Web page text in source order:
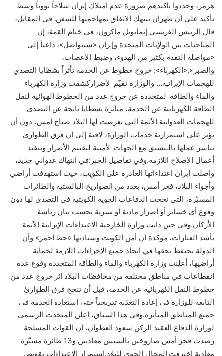
هرمز، وجددوا تأكيدهم ضرورة عدم امتلاك إيران سلاحاً نووياً وسط
تأكيد على أن طهران تنتهك الاتفاق بمهاجمتها للسفن. في المقابل،
قال الرئيس الفرنسي إيمانويل ماكرون، في ختام القمة، إن
المباحثات بين الولإيات المتحدة وإيران «ستتواصل»، داعياً إلى
«مواصلة التقدم بكثير من الهدوء، وضبط الأعصاب،
والصبر».«الكهرباء»: خروج خطوط عن الخدمة تأثراً بشظايا التصدي
للهجمات الإيرانية… والوزارة تقيّم الأضراركشفت وزارة الكهرباء
والماء والطاقة المتجددة عن خروج عدد من الخطوط الهوائية لنقل
الطاقة الكهربائية عن الخدمة، متأثرة بشظايا ناتجة عن التصدي
للهجمات العدوانية الآثمة التي تعرضت لها البلاد صباح أمس، دون أن
تؤثر على استمرارية خدمات الوزارة، لافتة إلى أن فرق الطوارئ
تباشر عملها بالتنسيق مع الجهات الأمنية لتقييم الأضرار وتنفيذ
أعمال الإصلاح اللازمة.وفي تفاصيل الخبر:في انتهاك عدواني جديد،
واصلت إيران اعتداءاتها الغادرة على الكويت، حيث استهدفت أراضي
وأجواء البلاد، فجر أمس، بعدد من الصواريخ البالستية والطائرات
المسيّرة، التي نجحت الدفاعات الجوية الكويتية في التصدي لها دون
وقوع أي خسائر أو أضرار مادية أو بشرية بحسب بيان رئاسة
الأركان.وفي حين دانت وزارة الخارجية الاعتداءات الإيرانية الآثمة
بأشد العبارات، مؤكدة أن أمن الكويت وسيادتها «خط أحمر» وأن
الدولة تحتفظ بحقها في اتخاذ جميع الإجراءات اللازمة لحماية
أراضيها، أعلنت وزارة الكهرباء والماء والطاقة المتجددة وقوع عدة
انقطاعات في مناطق مختلفة من محافظات البلاد إثر خروج عدد من
خطوط النقل الكهربائية عن الخدمة، قبل أن تنجح فرق الطوارئ
التابعة للوزارة في إعادة التغذية تدريجياً حتى استعادة الخدمة في
جميع المناطق المتأثرة.وفي هذا السياق، أعلن المتحدث الرسمي
لوزارة الدفاع العقيد الركن سعود العطوان، أن القوات المسلحة
رصدت فجر أمس صاروخين بالستيين معاديين و13 طائرة مسيّرة
معادية اخترقت المجال الجوي للبلاد.استمرار الاعتداءات تقويض